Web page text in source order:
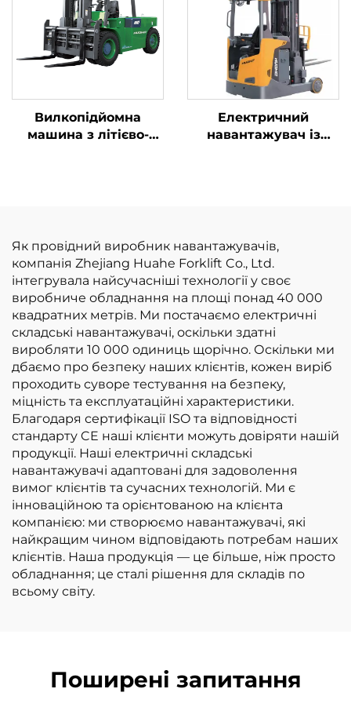
універсальні
вилкопідйомники
навантажувач із
літієвою батареєю
для продажу
Вилкопідйомна
машина з літієво-
машина, виробник із
Китаю,
сертифікована за
стандартами ISO та
CE
Електричний
навантажувач із
Як провідний виробник навантажувачів,
компанія Zhejiang Huahe Forklift Co., Ltd.
інтегрувала найсучасніші технології у своє
виробниче обладнання на площі понад 40 000
квадратних метрів. Ми постачаємо електричні
складські навантажувачі, оскільки здатні
виробляти 10 000 одиниць щорічно. Оскільки ми
дбаємо про безпеку наших клієнтів, кожен виріб
проходить суворе тестування на безпеку,
міцність та експлуатаційні характеристики.
Благодаря сертифікації ISO та відповідності
стандарту CE наші клієнти можуть довіряти нашій
продукції. Наші електричні складські
навантажувачі адаптовані для задоволення
вимог клієнтів та сучасних технологій. Ми є
інноваційною та орієнтованою на клієнта
компанією: ми створюємо навантажувачі, які
найкращим чином відповідають потребам наших
клієнтів. Наша продукція — це більше, ніж просто
обладнання; це сталі рішення для складів по
всьому світу.
Поширені запитання